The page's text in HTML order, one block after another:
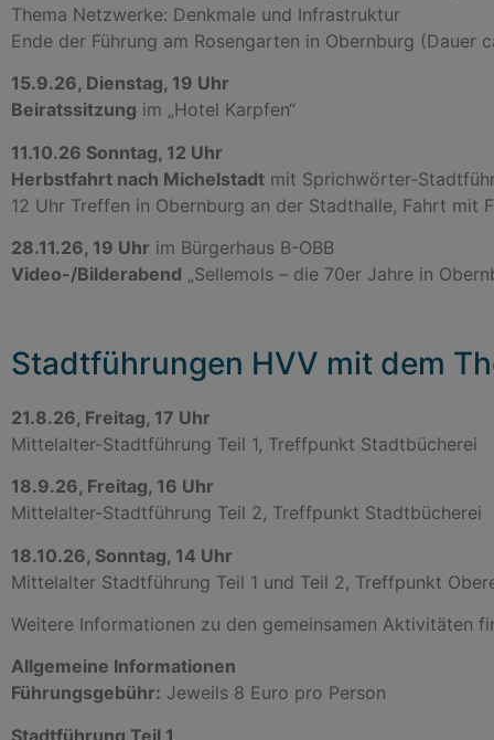
Thema Netzwerke: Denkmale und Infrastruktur
Ende der Führung am Rosengarten in Obernburg (Dauer
15.9.26, Dienstag, 19 Uhr
Beiratssitzung im „Hotel Karpfen“
11.10.26 Sonntag, 12 Uhr
Herbstfahrt nach Michelstadt mit Sprichwörter-
12 Uhr Treffen in Obernburg an der Stadthalle, Fahrt mit
28.11.26, 19 Uhr im Bürgerhaus B-OBB
Video-/Bilderabend „Sellemols – die 70er Jahre in
Stadtführungen HVV mit dem
21.8.26, Freitag, 17 Uhr
Mittelalter-Stadtführung Teil 1, Treffpunkt Stadtbücherei
18.9.26, Freitag, 16 Uhr
Mittelalter-Stadtführung Teil 2, Treffpunkt Stadtbücherei
18.10.26, Sonntag, 14 Uhr
Mittelalter Stadtführung Teil 1 und Teil 2, Treffpunkt
Weitere Informationen zu den gemeinsamen Aktivitäten
Allgemeine Informationen
Führungsgebühr: Jeweils 8 Euro pro Person
Stadtführung Teil 1